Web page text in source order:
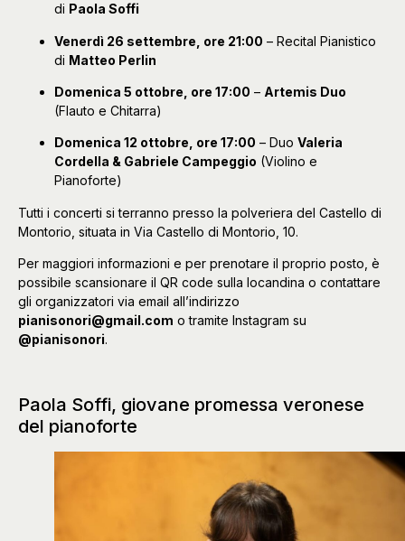
di Paola Soffi
Venerdì 26 settembre, ore 21:00 – Recital Pianistico
di Matteo Perlin
Domenica 5 ottobre, ore 17:00 – Artemis Duo
(Flauto e Chitarra)
Domenica 12 ottobre, ore 17:00 – Duo Valeria
Cordella & Gabriele Campeggio (Violino e
Pianoforte)
Tutti i concerti si terranno presso la polveriera del Castello di
Montorio, situata in Via Castello di Montorio, 10.
Per maggiori informazioni e per prenotare il proprio posto, è
possibile scansionare il QR code sulla locandina o contattare
gli organizzatori via email all’indirizzo
pianisonori@gmail.com o tramite Instagram su
@pianisonori.
Paola Soffi, giovane promessa veronese
del pianoforte